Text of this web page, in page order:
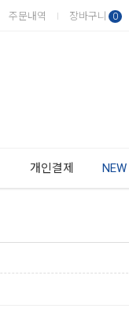
주문내역 장바구니 0
개인결제 NEW